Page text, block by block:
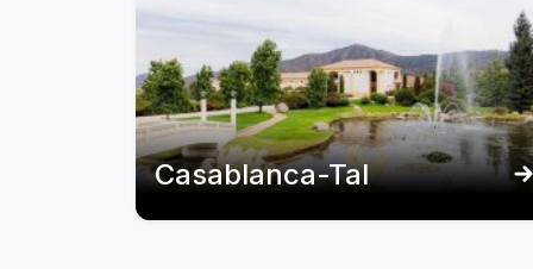
Casablanca-Tal